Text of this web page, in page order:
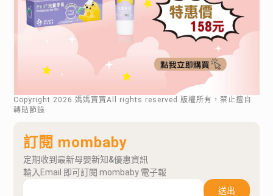
Copyright 2026 .媽媽寶寶All rights reserved.版權所有，禁止擅自
轉貼節錄
訂閱 mombaby
定期收到最新母嬰新知&優惠資訊
輸入Email 即可訂閱 mombaby 電子報
送出